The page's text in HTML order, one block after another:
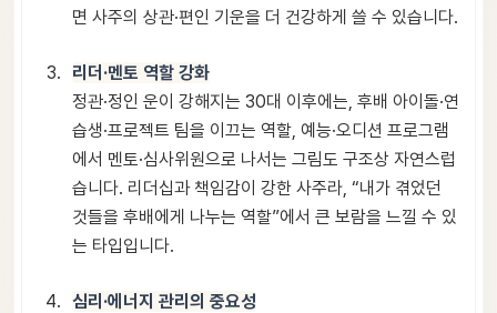
면 사주의 상관·편인 기운을 더 건강하게 쓸 수 있습니다.
리더·멘토 역할 강화
정관·정인 운이 강해지는 30대 이후에는, 후배 아이돌·연
습생·프로젝트 팀을 이끄는 역할, 예능·오디션 프로그램
에서 멘토·심사위원으로 나서는 그림도 구조상 자연스럽
습니다. 리더십과 책임감이 강한 사주라, “내가 겪었던
것들을 후배에게 나누는 역할”에서 큰 보람을 느낄 수 있
는 타입입니다.
심리·에너지 관리의 중요성